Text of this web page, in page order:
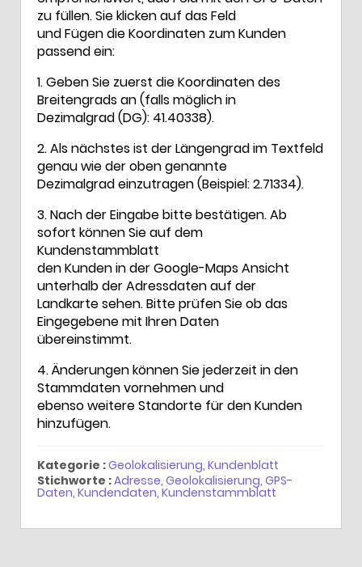
zu füllen. Sie klicken auf das Feld
und Fügen die Koordinaten zum Kunden
passend ein:
1. Geben Sie zuerst die Koordinaten des
Breitengrads an (falls möglich in
Dezimalgrad (DG): 41.40338).
2. Als nächstes ist der Längengrad im Textfeld
genau wie der oben genannte
Dezimalgrad einzutragen (Beispiel: 2.71334).
3. Nach der Eingabe bitte bestätigen. Ab
sofort können Sie auf dem
Kundenstammblatt
den Kunden in der Google-Maps Ansicht
unterhalb der Adressdaten auf der
Landkarte sehen. Bitte prüfen Sie ob das
Eingegebene mit Ihren Daten
übereinstimmt.
4. Änderungen können Sie jederzeit in den
Stammdaten vornehmen und
ebenso weitere Standorte für den Kunden
hinzufügen.
Kategorie :Geolokalisierung, Kundenblatt
Stichworte :Adresse, Geolokalisierung, GPS-
Daten, Kundendaten, Kundenstammblatt